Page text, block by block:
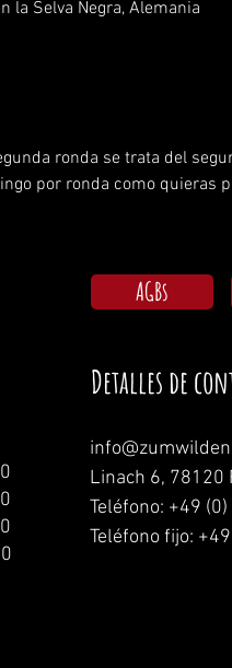
la Selva Negra, Alemania
ronda se trata del
por ronda como quieras
AGBs
Detalles de
Linach 6, 78120
Teléfono: +49
Teléfono fijo: